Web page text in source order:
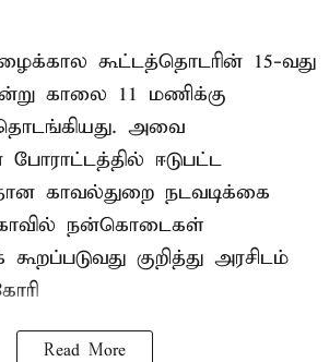
கூட்டத்தொடரின் 15-வது
காலை 11 மணிக்கு
அவை
ஈடுபட்ட
காவல்துறை நடவடிக்கை
நன்கொடைகள்
கூறப்படுவது குறித்து அரசிடம்
Read More